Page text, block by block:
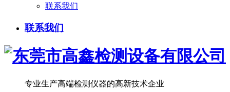
联系我们
联系我们
专业生产高端检测仪器的高新技术企业